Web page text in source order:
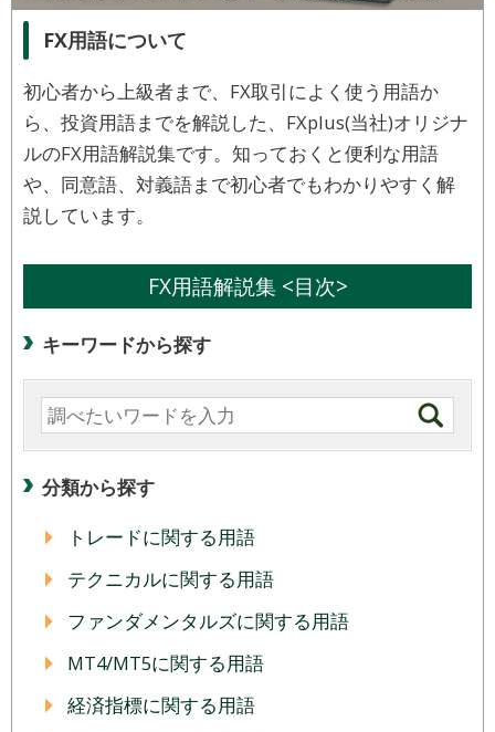
FX用語について
初心者から上級者まで、FX取引によく使う用語か
ら、投資用語までを解説した、FXplus(当社)オリジナ
ルのFX用語解説集です。知っておくと便利な用語
や、同意語、対義語まで初心者でもわかりやすく解
説しています。
FX用語解説集 <目次>
キーワードから探す
分類から探す
トレードに関する用語
テクニカルに関する用語
ファンダメンタルズに関する用語
MT4/MT5に関する用語
経済指標に関する用語